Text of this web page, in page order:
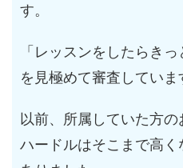
す。
「レッスンをしたらき
を見極めて審査していま
以前、所属していた方
ハードルはそこまで高